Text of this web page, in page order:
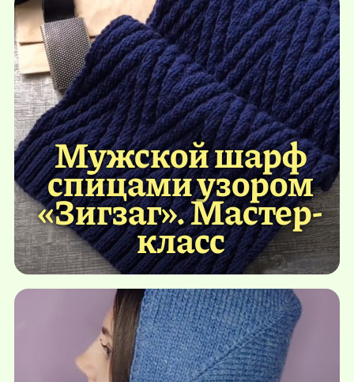
Мужской шарф
спицами узором
«Зигзаг». Мастер-
класс